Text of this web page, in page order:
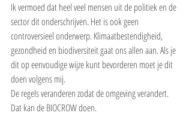
Ik vermoed dat heel veel mensen uit de politiek en de
sector dit onderschrijven. Het is ook geen
controversieel onderwerp. Klimaatbestendigheid,
gezondheid en biodiversiteit gaat ons allen aan. Als je
dit op eenvoudige wijze kunt bevorderen moet je dit
doen volgens mij.
De regels veranderen zodat de omgeving verandert.
Dat kan de BIOCROW doen.